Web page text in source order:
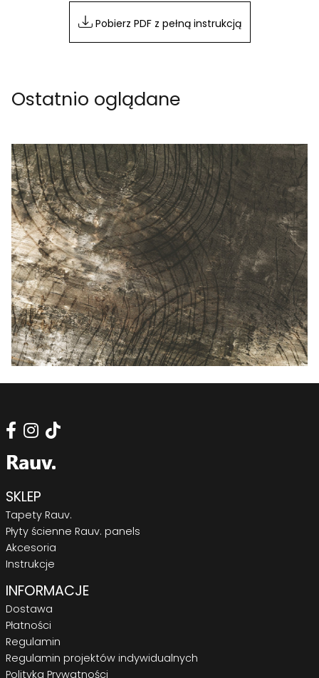
Pobierz PDF z pełną instrukcją
Ostatnio oglądane
SKLEP
Tapety Rauv.
Płyty ścienne Rauv. panels
Akcesoria
Instrukcje
INFORMACJE
Dostawa
Płatności
Regulamin
Regulamin projektów indywidualnych
Polityka Prywatności